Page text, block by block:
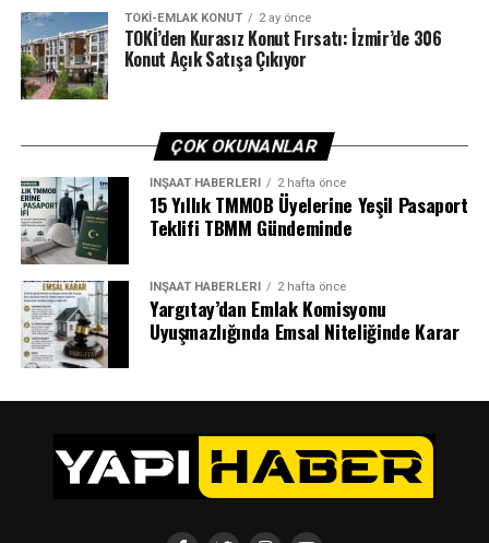
TOKI-EMLAK KONUT 2 ay önce
TOKİ’den Kurasız Konut Fırsatı: İzmir’de 306
Konut Açık Satışa Çıkıyor
ÇOK OKUNANLAR
İNŞAAT HABERLERI 2 hafta önce
15 Yıllık TMMOB Üyelerine Yeşil Pasaport
Teklifi TBMM Gündeminde
İNŞAAT HABERLERI 2 hafta önce
Yargıtay’dan Emlak Komisyonu
Uyuşmazlığında Emsal Niteliğinde Karar